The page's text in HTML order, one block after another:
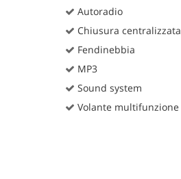
Autoradio
Chiusura centralizzata
Fendinebbia
MP3
Sound system
Volante multifunzione